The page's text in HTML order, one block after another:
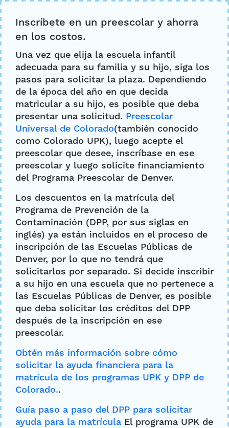
Inscríbete en un preescolar y ahorra
en los costos.
Una vez que elija la escuela infantil
adecuada para su familia y su hijo, siga los
pasos para solicitar la plaza. Dependiendo
de la época del año en que decida
matricular a su hijo, es posible que deba
presentar una solicitud. Preescolar
Universal de Colorado(también conocido
como Colorado UPK), luego acepte el
preescolar que desee, inscríbase en ese
preescolar y luego solicite financiamiento
del Programa Preescolar de Denver.
Los descuentos en la matrícula del
Programa de Prevención de la
Contaminación (DPP, por sus siglas en
inglés) ya están incluidos en el proceso de
inscripción de las Escuelas Públicas de
Denver, por lo que no tendrá que
solicitarlos por separado. Si decide inscribir
a su hijo en una escuela que no pertenece a
las Escuelas Públicas de Denver, es posible
que deba solicitar los créditos del DPP
después de la inscripción en ese
preescolar.
Obtén más información sobre cómo
solicitar la ayuda financiera para la
matrícula de los programas UPK y DPP de
Colorado..
Guía paso a paso del DPP para solicitar
ayuda para la matrícula El programa UPK de